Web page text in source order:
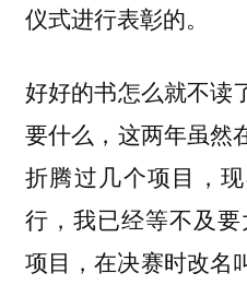
仪式进行表彰的。
好好的书怎么就不读
要什么，这两年虽然
折腾过几个项目，
行，我已经等不及
项目，在决赛时改名